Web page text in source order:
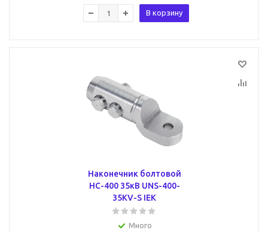
В корзину
Наконечник болтовой
НС-400 35кВ UNS-400-
35KV-S IEK
Много